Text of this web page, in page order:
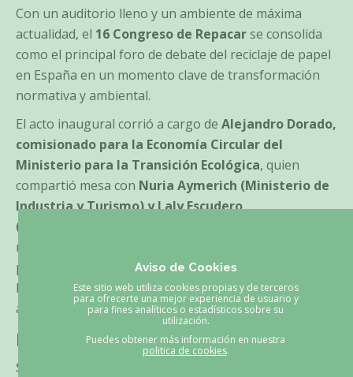
Con un auditorio lleno y un ambiente de máxima
actualidad, el 16 Congreso de Repacarse consolida
como el principal foro de debate del reciclaje de papel
en España en un momento clave de transformación
normativa y ambiental.
El acto inaugural corrió a cargo de Alejandro Dorado,
comisionado para la Economía Circular del
Ministerio para la Transición Ecológica, quien
compartió mesa con Nuria Aymerich (Ministerio de
Industria y Turismo) y Laly Escudero
(vicepresidenta de Cepyme)
resaltaron la circularidad y la descarbonización como
prioridades nacionales y destacaron el potencial de
España a la hora de captar inversiones verdes gracias
a su potente industria recicladora.
Mercado internacional y tendencias
sostenibles
Aviso de Cookies
Este sitio web utiliza cookies propias y de terceros
para ofrecerte una mejor experiencia de usuario y
para fines analíticos o estadísticos sobre su
utilización.
Puedes obtener más información en nuestra
politica de cookies.